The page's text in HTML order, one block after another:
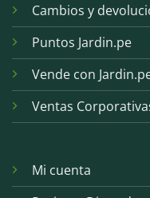
Cambios y
Puntos Jardin.pe
Vende con
Ventas
Mi cuenta